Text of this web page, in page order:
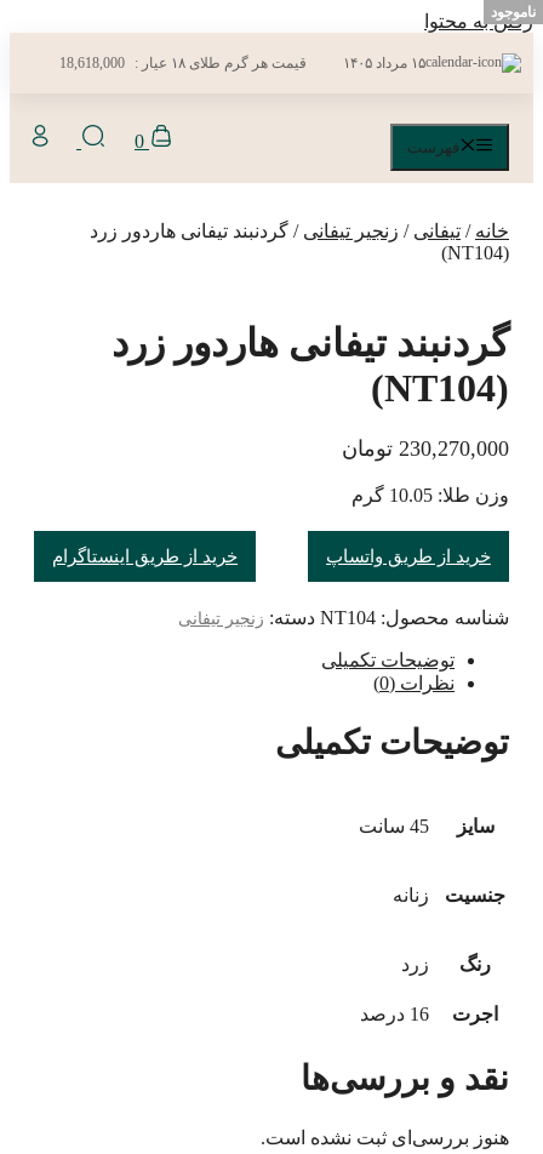
رفتن به محتوا
۱۵ مرداد ۱۴۰۵ قیمت هر گرم طلای ۱۸ عیار : 18,618,000
0 فهرست
خانه / تیفانی / زنجیر تیفانی / گردنبند تیفانی هاردور زرد
(NT104)
گردنبند تیفانی هاردور زرد
(NT104)
230,270,000 تومان
وزن طلا: 10.05 گرم
خرید از طریق واتساپ خرید از طریق اینستاگرام
شناسه محصول: NT104 دسته: زنجیر تیفانی
توضیحات تکمیلی
نظرات (0)
توضیحات تکمیلی
سایز 45 سانت
جنسیت زنانه
رنگ زرد
اجرت 16 درصد
نقد و بررسی‌ها
هنوز بررسی‌ای ثبت نشده است.
ناموجود